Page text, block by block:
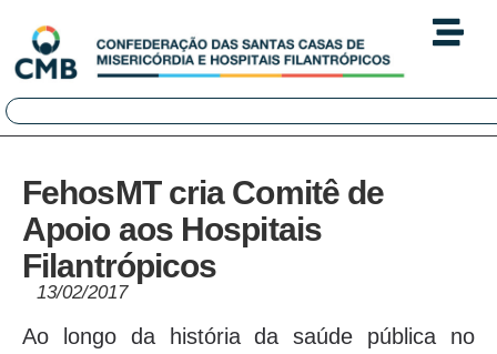
FehosMT cria Comitê de
Apoio aos Hospitais
Filantrópicos
13/02/2017
Ao longo da história da saúde pública no